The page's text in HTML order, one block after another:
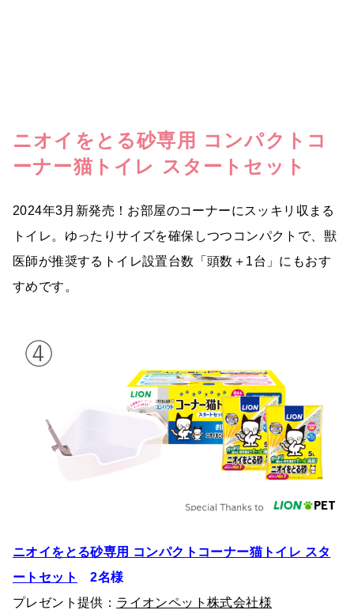
ニオイをとる砂専用 コンパクトコ
ーナー猫トイレ スタートセット
2024年3月新発売！お部屋のコーナーにスッキリ収まる
トイレ。ゆったりサイズを確保しつつコンパクトで、獣
医師が推奨するトイレ設置台数「頭数＋1台」にもおす
すめです。
ニオイをとる砂専用 コンパクトコーナー猫トイレ スタ
ートセット
2名様
プレゼント提供： ライオンペット株式会社様